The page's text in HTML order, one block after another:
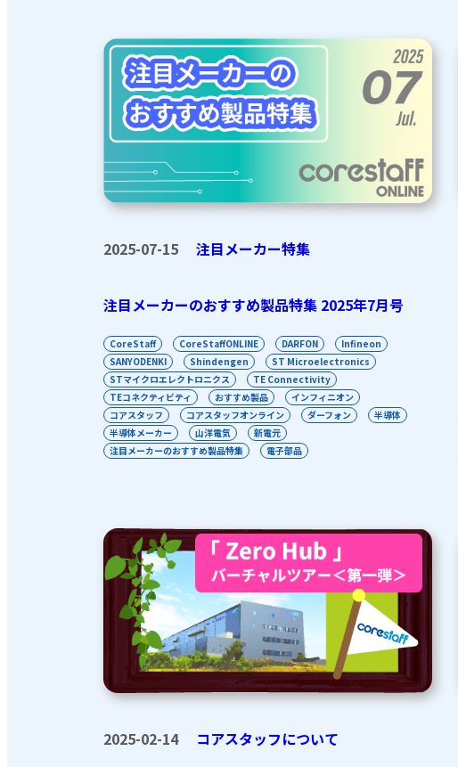
2025-07-15 注目メーカー特集
注目メーカーのおすすめ製品特集 2025年7月号
CoreStaff CoreStaffONLINE DARFON
Infineon
SANYODENKI
Shindengen
ST Microelectronics
STマイクロエレクトロニクス
TE Connectivity
TEコネクティビティ
おすすめ製品
インフィニオン
コアスタッフ
コアスタッフオンライン ダーフォン
半導体
半導体メーカー
山洋電気
新電元
注目メーカーのおすすめ製品特集
電子部品
2025-02-14 コアスタッフについて